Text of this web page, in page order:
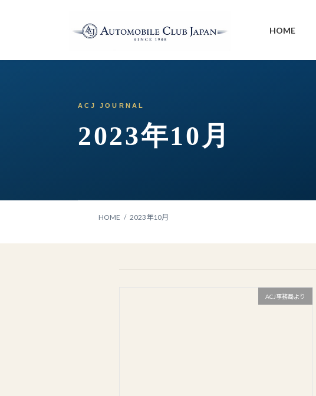
ツ
シ
HOME
2023年10月
HOME 2023年10月
ACJ事務局より